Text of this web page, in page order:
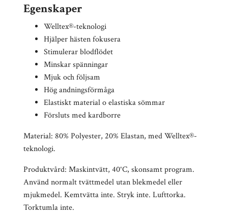
Egenskaper
Welltex®-teknologi
Hjälper hästen fokusera
Stimulerar blodflödet
Minskar spänningar
Mjuk och följsam
Hög andningsförmåga
Elastiskt material o elastiska sömmar
Försluts med kardborre
Material: 80% Polyester, 20% Elastan, med Welltex®-
teknologi.
Produktvård: Maskintvätt, 40°C, skonsamt program.
Använd normalt tvättmedel utan blekmedel eller
mjukmedel. Kemtvätta inte. Stryk inte. Lufttorka.
Torktumla inte.